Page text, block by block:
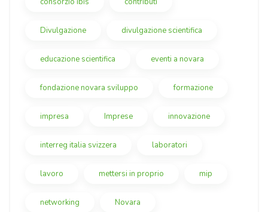
Divulgazione divulgazione scientifica
educazione scientifica eventi a novara
fondazione novara sviluppo formazione
impresa Imprese innovazione
interreg italia svizzera laboratori
lavoro mettersi in proprio mip
networking Novara